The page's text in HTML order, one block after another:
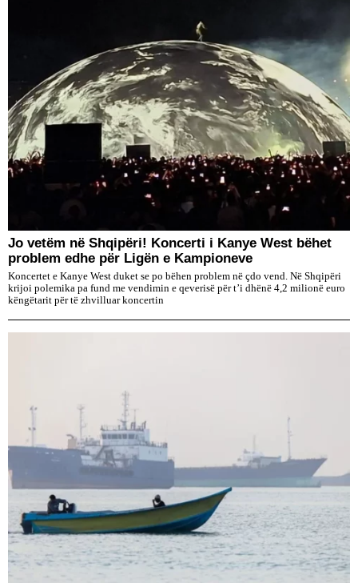
Jo vetëm në Shqipëri! Koncerti i Kanye West bëhet
problem edhe për Ligën e Kampioneve
Koncertet e Kanye West duket se po bëhen problem në çdo vend. Në Shqipëri
krijoi polemika pa fund me vendimin e qeverisë për t’i dhënë 4,2 milionë euro
këngëtarit për të zhvilluar koncertin